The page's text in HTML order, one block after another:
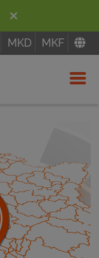
MKD MKF